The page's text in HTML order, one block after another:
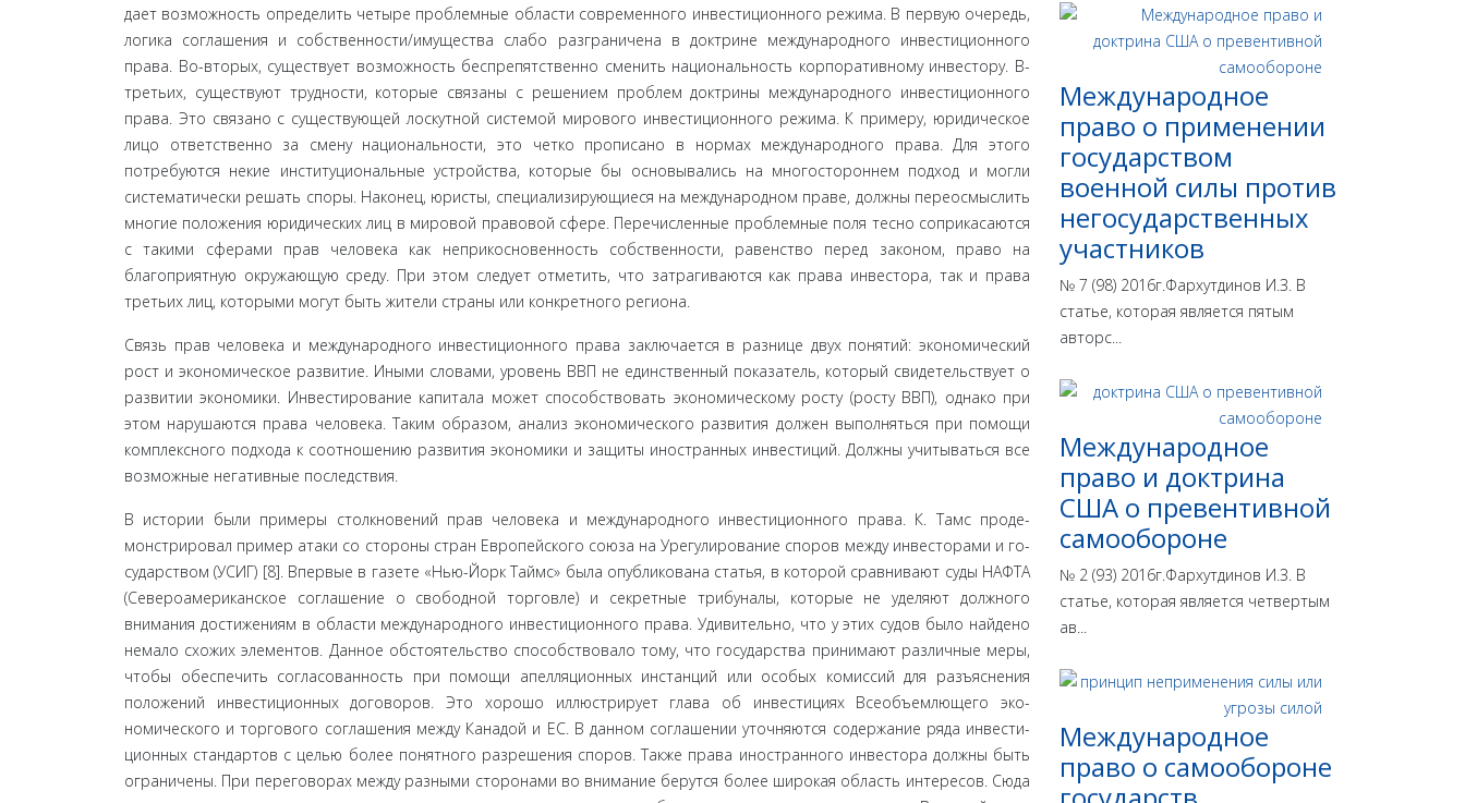
дает возможность определить четыре проблемные области современного инвестиционного режима. В первую очередь,
логика соглашения и собственности/имущества слабо разгра­ничена в доктрине международного инвестиционного
права. Во-вторых, существует возможность беспрепятственно сме­нить национальность корпоративному инвестору. В-
третьих, существуют трудности, которые связаны с решением про­блем доктрины международного инвестиционного
права. Это связано с существующей лоскутной системой мирового инвестиционного режима. К примеру, юридическое
лицо ответственно за смену национальности, это четко прописа­но в нормах международного права. Для этого
потребуются некие институциональные устройства, которые бы основы­вались на многостороннем подход и могли
систематически решать споры. Наконец, юристы, специализирующиеся на международном праве, должны переосмыслить
многие по­ложения юридических лиц в мировой правовой сфере. Пере­численные проблемные поля тесно соприкасаются
с такими сферами прав человека как неприкосновенность собствен­ности, равенство перед законом, право на
благоприятную окружающую среду. При этом следует отметить, что затра­гиваются как права инвестора, так и права
третьих лиц, кото­рыми могут быть жители страны или конкретного региона.
Связь прав человека и международного инвестицион­ного права заключается в разнице двух понятий: экономи­ческий
рост и экономическое развитие. Иными словами, уровень ВВП не единственный показатель, который свиде­тельствует о
развитии экономики. Инвестирование капитала может способствовать экономическому росту (росту ВВП), однако при
этом нарушаются права человека. Таким обра­зом, анализ экономического развития должен выполняться при помощи
комплексного подхода к соотношению разви­тия экономики и защиты иностранных инвестиций. Должны учитываться все
возможные негативные последствия.
В истории были примеры столкновений прав человека и международного инвестиционного права. К. Тамс проде­
монстрировал пример атаки со стороны стран Европейского союза на Урегулирование споров между инвесторами и го­
сударством (УСИГ) [8]. Впервые в газете «Нью-Йорк Таймс» была опубликована статья, в которой сравнивают суды НА­ФТА
(Североамериканское соглашение о свободной торгов­ле) и секретные трибуналы, которые не уделяют должного
внимания достижениям в области международного инве­стиционного права. Удивительно, что у этих судов было найдено
немало схожих элементов. Данное обстоятельство способствовало тому, что государства принимают различ­ные меры,
чтобы обеспечить согласованность при помощи апелляционных инстанций или особых комиссий для разъ­яснения
положений инвестиционных договоров. Это хорошо иллюстрирует глава об инвестициях Всеобъемлющего эко­
номического и торгового соглашения между Канадой и ЕС. В данном соглашении уточняются содержание ряда инвести­
ционных стандартов с целью более понятного разрешения споров. Также права иностранного инвестора должны быть
ограничены. При переговорах между разными сторонами во внимание берутся более широкая область интересов. Сюда
Международное
право о применении
государством
военной силы против
негосударственных
участников
№ 7 (98) 2016г.Фархутдинов И.З. В
статье, которая является пятым
авторс...
Международное
право и доктрина
США о превентивной
самообороне
№ 2 (93) 2016г.Фархутдинов И.З. В
статье, которая является четвертым
ав...
Международное
право о самообороне